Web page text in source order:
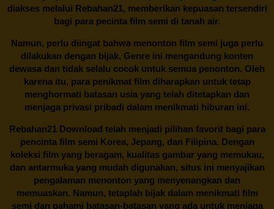
diakses melalui Rebahan21, memberikan kepuasan tersendiri
bagi para pecinta film semi di tanah air.
Namun, perlu diingat bahwa menonton film semi juga perlu
dilakukan dengan bijak. Genre ini mengandung konten
dewasa dan tidak selalu cocok untuk semua penonton. Oleh
karena itu, para penikmat film diharapkan untuk tetap
menghormati batasan usia yang telah ditetapkan dan
menjaga privasi pribadi dalam menikmati hiburan ini.
Rebahan21Download telah menjadi pilihan favorit bagi para
pencinta film semi Korea, Jepang, dan Filipina. Dengan
koleksi film yang beragam, kualitas gambar yang memukau,
dan antarmuka yang mudah digunakan, situs ini menyajikan
pengalaman menonton yang menyenangkan dan
memuaskan. Namun, tetaplah bijak dalam menikmati film
semi dan pahami batasan-batasan yang ada untuk menjaga